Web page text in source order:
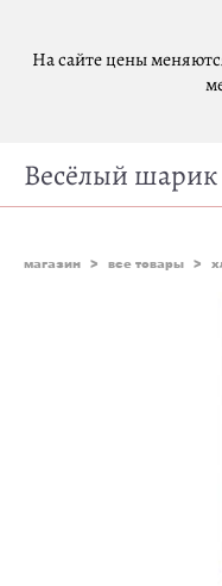
На сайте цены
Весёлый шарик
магазин > все товары >